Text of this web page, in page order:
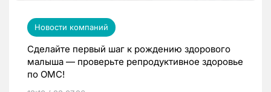
Новости компаний
Сделайте первый шаг к рождению здорового
малыша — проверьте репродуктивное здоровье
по ОМС!